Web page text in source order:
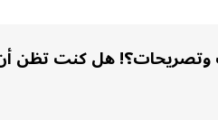
هل كنت تظن